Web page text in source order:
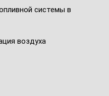
системы в
воздуха